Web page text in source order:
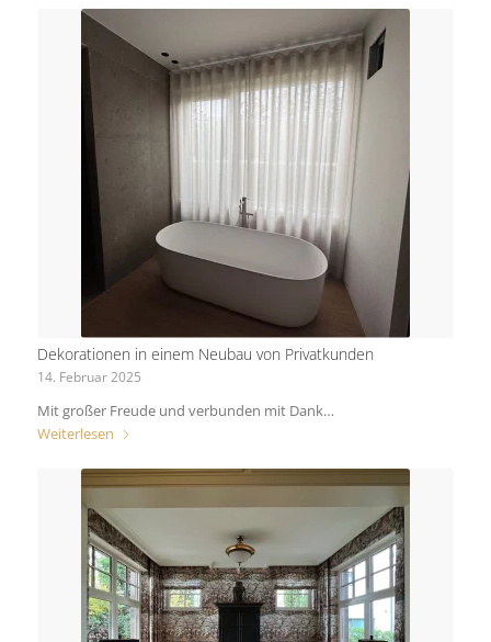
Dekorationen in einem Neubau von Privatkunden
14. Februar 2025
Mit großer Freude und verbunden mit Dank…
Weiterlesen